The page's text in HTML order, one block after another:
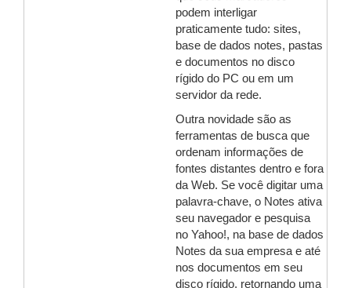
podem interligar
praticamente tudo: sites,
base de dados notes, pastas
e documentos no disco
rígido do PC ou em um
servidor da rede.
Outra novidade são as
ferramentas de busca que
ordenam informações de
fontes distantes dentro e fora
da Web. Se você digitar uma
palavra-chave, o Notes ativa
seu navegador e pesquisa
no Yahoo!, na base de dados
Notes da sua empresa e até
nos documentos em seu
disco rígido, retornando uma